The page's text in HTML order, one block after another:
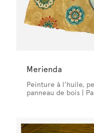
Merienda
Peinture à l'huile,
panneau de bois |